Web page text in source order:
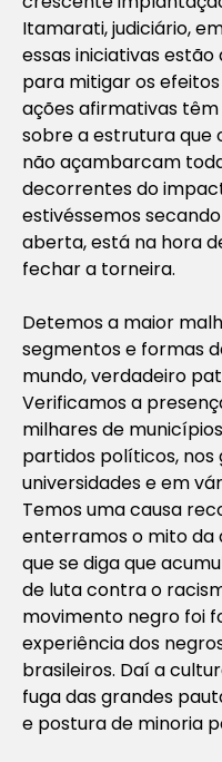
Itamarati, judiciário,
essas iniciativas
para mitigar os
ações afirmativas
sobre a estrutura que
não açambarcam
decorrentes do
estivéssemos
aberta, está na hora
fechar a torneira.
Detemos a maior
segmentos e formas
mundo, verdadeiro
Verificamos a
milhares de
partidos políticos, nos
universidades e em
Temos uma causa
enterramos o mito da
que se diga que
de luta contra o
movimento negro foi
experiência dos
brasileiros. Daí a
fuga das grandes
e postura de minoria